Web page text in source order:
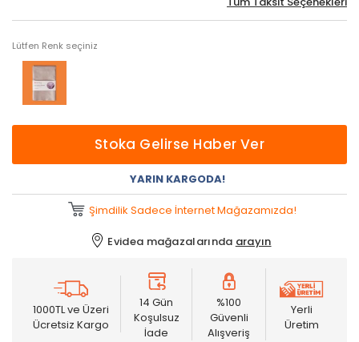
Lütfen Renk seçiniz
Stoka Gelirse Haber Ver
YARIN KARGODA!
Şimdilik Sadece İnternet Mağazamızda!
Evidea mağazalarında arayın
1000TL ve Üzeri
Ücretsiz Kargo
14 Gün
Koşulsuz
İade
%100
Güvenli
Alışveriş
Yerli
Üretim